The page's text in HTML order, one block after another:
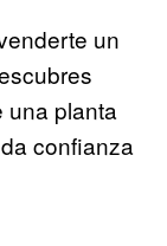
un
una planta
confianza